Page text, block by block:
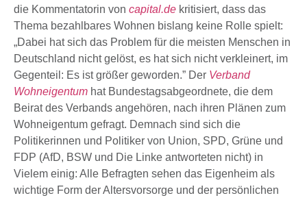
die Kommentatorin von capital.de kritisiert, dass das
Thema bezahlbares Wohnen bislang keine Rolle spielt:
„Dabei hat sich das Problem für die meisten Menschen in
Deutschland nicht gelöst, es hat sich nicht verkleinert, im
Gegenteil: Es ist größer geworden.” Der Verband
Wohneigentum hat Bundestagsabgeordnete, die dem
Beirat des Verbands angehören, nach ihren Plänen zum
Wohneigentum gefragt. Demnach sind sich die
Politikerinnen und Politiker von Union, SPD, Grüne und
FDP (AfD, BSW und Die Linke antworteten nicht) in
Vielem einig: Alle Befragten sehen das Eigenheim als
wichtige Form der Altersvorsorge und der persönlichen